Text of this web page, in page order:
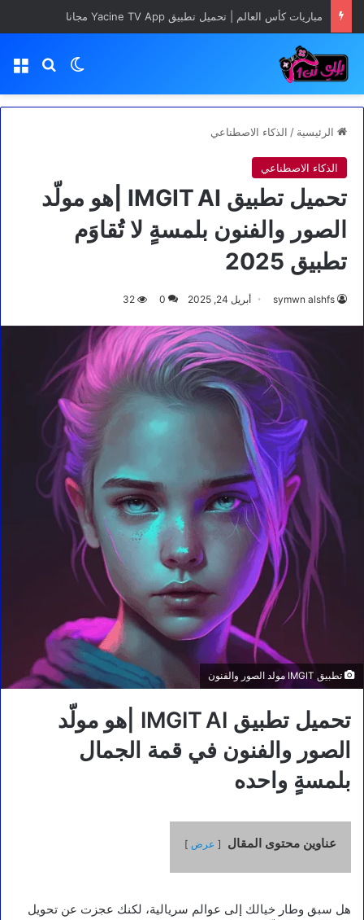
بحثالوضع
الرئيسية / الذكاء الاصطناعي
الذكاء الاصطناعي
تحميل تطبيق IMGIT AI |هو مولّد
الصور والفنون بلمسةٍ لا تُقاوَم
تطبيق 2025
symwn alshfs أبريل 24, 2025 0
32
تطبيق IMGIT مولد الصور والفنون
تحميل تطبيق IMGIT AI |هو مولّد
الصور والفنون في قمة الجمال
بلمسةٍ واحده
عناوين محتوى المقال عرض
هل سبق وطار خيالك إلى عوالم سريالية، لكنك عجزت عن تحويل